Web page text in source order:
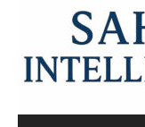
content